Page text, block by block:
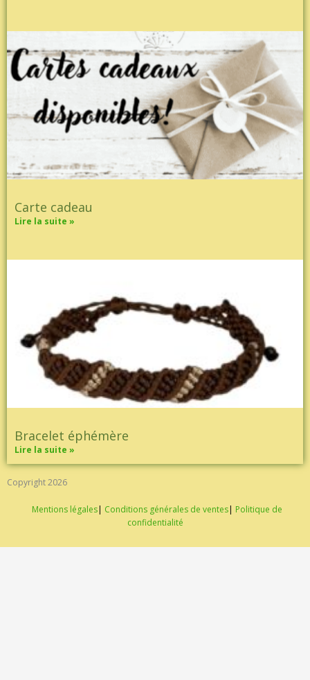
Carte cadeau
Lire la suite »
Bracelet éphémère
Lire la suite »
Copyright 2026
Mentions légales| Conditions générales de ventes| Politique de
confidentialité